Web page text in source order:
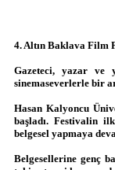
4. Altın Baklava Film
Gazeteci, yazar ve
sinemaseverlerle bir
Hasan Kalyoncu
başladı. Festivalin
belgesel yapmaya
Belgesellerine genç